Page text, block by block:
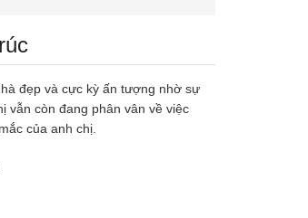
đẹp và cực kỳ ấn tượng nhờ sự
vẫn còn đang phân vân về việc
của anh chị.